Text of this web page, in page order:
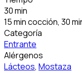
30 min
15 min cocción, 30
Categoría
Entrante
Alérgenos
Lácteos, Mostaza